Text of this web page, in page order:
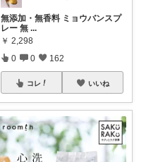
無添加・無香料 ミョウバンスプ
レー 無 ...
￥ 2,298
0 0 162
コレ いいね